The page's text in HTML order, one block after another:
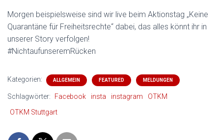
Morgen beispielsweise sind wir live beim Aktionstag „Keine
Quarantäne für Freiheitsrechte“ dabei, das alles könnt ihr in
unserer Story verfolgen!
#NichtaufunseremRücken
Kategorien: ALLGEMEIN FEATURED MELDUNGEN
Schlagwörter: Facebook insta instagram
OTKM
OTKM Stuttgart